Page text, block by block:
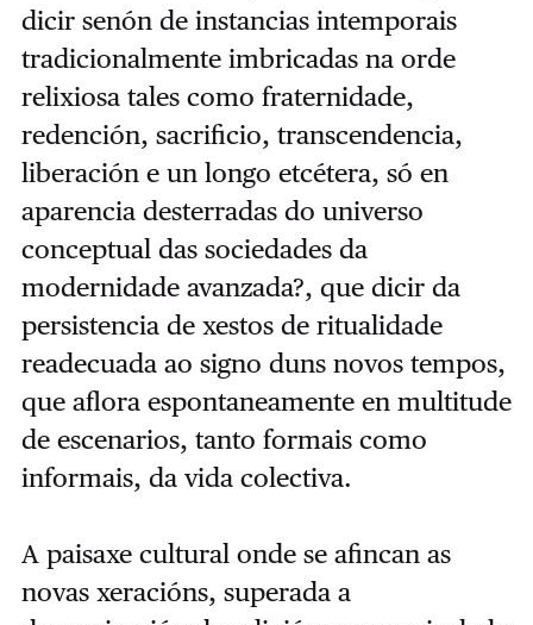
dicir senón de instancias intemporais
tradicionalmente imbricadas na orde
relixiosa tales como fraternidade,
redención, sacrificio, transcendencia,
liberación e un longo etcétera, só en
aparencia desterradas do universo
conceptual das sociedades da
modernidade avanzada?, que dicir da
persistencia de xestos de ritualidade
readecuada ao signo duns novos tempos,
que aflora espontaneamente en multitude
de escenarios, tanto formais como
informais, da vida colectiva.
A paisaxe cultural onde se afincan as
novas xeracións, superada a